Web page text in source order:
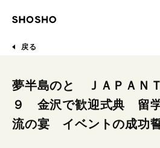
戻る
夢半島のと ＪＡＰＡＮ
９ 金沢で歓迎式典 留
流の宴 イベントの成功